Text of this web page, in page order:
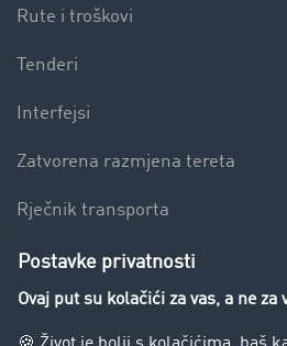
Rute i troškovi
Tenderi
Interfejsi
Zatvorena razmjena tereta
Rječnik transporta
Preduzeće
Success Stories